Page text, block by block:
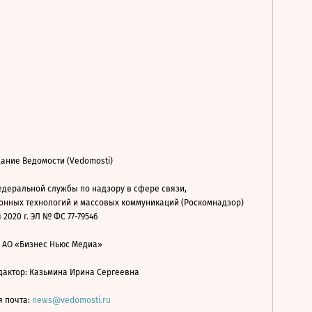
Ведомости (Vedomosti)
службы по надзору в сфере связи,
технологий и массовых коммуникаций (Роскомнадзор)
2020 г. ЭЛ № ФС 77-79546
АО «Бизнес Ньюс Медиа»
Казьмина Ирина Сергеевна
почта: news@vedomosti.ru